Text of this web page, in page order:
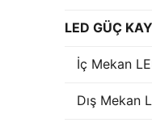
LED GÜÇ
İç Mekan
Dış Mekan